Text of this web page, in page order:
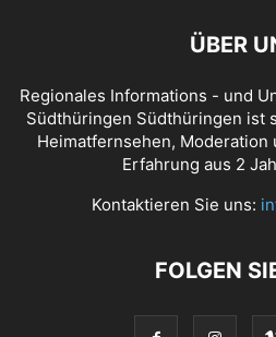
ÜBER
Regionales Informations - und
Südthüringen Südthüringen ist
Heimatfernsehen,
Erfahrung aus 2
Kontaktieren Sie uns:
FOLGEN